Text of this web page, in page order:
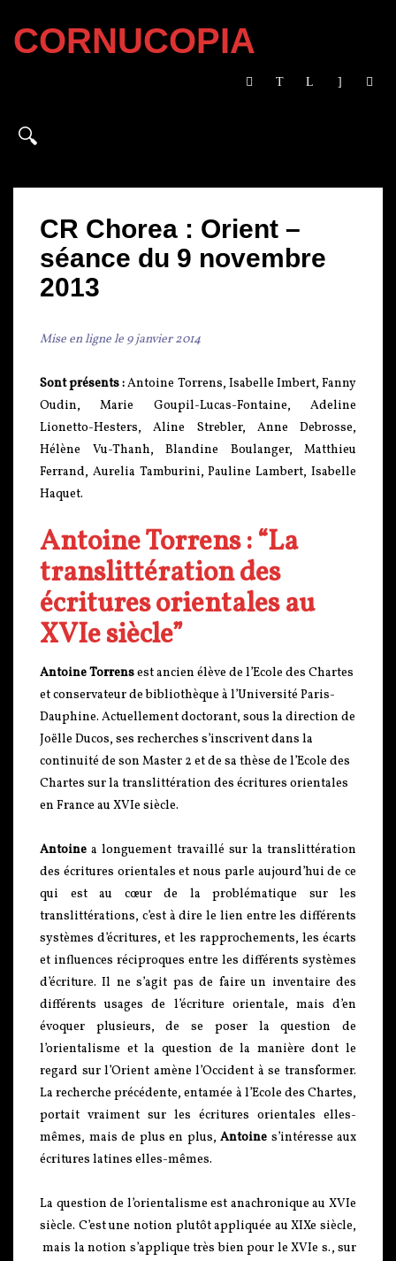
CORNUCOPIA
CR Chorea : Orient –
séance du 9 novembre
2013
Mise en ligne le 9 janvier 2014
Sont présents :Antoine Torrens, Isabelle Imbert, Fanny
Oudin, Marie Goupil-Lucas-Fontaine, Adeline
Lionetto-Hesters, Aline Strebler, Anne Debrosse,
Hélène Vu-Thanh, Blandine Boulanger, Matthieu
Ferrand, Aurelia Tamburini, Pauline Lambert, Isabelle
Haquet.
Antoine Torrens : “La
translittération des
écritures orientales au
XVIe siècle”
Antoine Torrensest ancien élève de l’Ecole des Chartes
et conservateur de bibliothèque à l’Université Paris-
Dauphine. Actuellement doctorant, sous la direction de
Joëlle Ducos, ses recherches s’inscrivent dans la
continuité de son Master 2 et de sa thèse de l’Ecole des
Chartes sur la translittération des écritures orientales
en France au XVIe siècle.
Antoine a longuement travaillé sur la translittération
des écritures orientales et nous parle aujourd’hui de ce
qui est au cœur de la problématique sur les
translittérations, c’est à dire le lien entre les différents
systèmes d’écritures, et les rapprochements, les écarts
et influences réciproques entre les différents systèmes
d’écriture. Il ne s’agit pas de faire un inventaire des
différents usages de l’écriture orientale, mais d’en
évoquer plusieurs, de se poser la question de
l’orientalisme et la question de la manière dont le
regard sur l’Orient amène l’Occident à se transformer.
La recherche précédente, entamée à l’Ecole des Chartes,
portait vraiment sur les écritures orientales elles-
mêmes, mais de plus en plus, Antoine s’intéresse aux
écritures latines elles-mêmes.
La question de l’orientalisme est anachronique au XVIe
siècle. C’est une notion plutôt appliquée au XIXe siècle,
mais la notion s’applique très bien pour le XVIe s., sur